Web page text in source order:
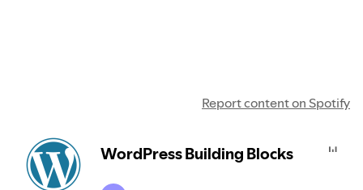
Report content on Spotify
WordPress Building Blocks